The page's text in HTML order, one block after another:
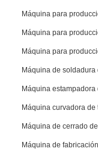
Máquina para
Máquina para
Máquina para
Máquina de soldadura
Máquina estampadora
Máquina curvadora de
Máquina de cerrado
Máquina de